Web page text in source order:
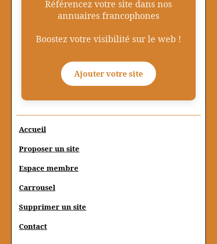
Référencez votre site dans nos
annuaires francophones
Boostez votre visibilité sur le web !
Ajouter votre site
Accueil
Proposer un site
Espace membre
Carrousel
Supprimer un site
Contact